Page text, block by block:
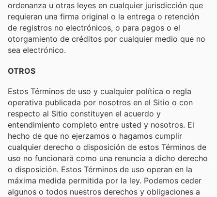
ordenanza u otras leyes en cualquier jurisdicción que
requieran una firma original o la entrega o retención
de registros no electrónicos, o para pagos o el
otorgamiento de créditos por cualquier medio que no
sea electrónico.
OTROS
Estos Términos de uso y cualquier política o regla
operativa publicada por nosotros en el Sitio o con
respecto al Sitio constituyen el acuerdo y
entendimiento completo entre usted y nosotros. El
hecho de que no ejerzamos o hagamos cumplir
cualquier derecho o disposición de estos Términos de
uso no funcionará como una renuncia a dicho derecho
o disposición. Estos Términos de uso operan en la
máxima medida permitida por la ley. Podemos ceder
algunos o todos nuestros derechos y obligaciones a